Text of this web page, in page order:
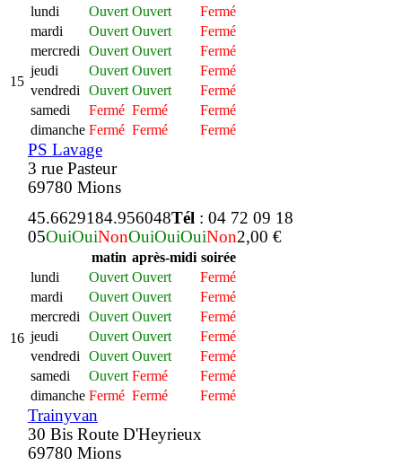
15
lundi
Ouvert Ouvert
Fermé
mardi
Ouvert Ouvert
Fermé
mercredi
Ouvert Ouvert
Fermé
jeudi
Ouvert Ouvert
Fermé
vendredi
Ouvert Ouvert
Fermé
samedi
Fermé Fermé
Fermé
dimanche Fermé Fermé Fermé
PS Lavage
3 rue Pasteur
69780 Mions
16
45.6629184.956048Tél : 04 72 09 18
05OuiOuiNonOuiOuiOuiNon2,00 €
matin après-midi soirée
lundi
Ouvert Ouvert
Fermé
mardi
Ouvert Ouvert
Fermé
mercredi
Ouvert Ouvert
Fermé
jeudi
Ouvert Ouvert
Fermé
vendredi
Ouvert Ouvert
Fermé
samedi
Ouvert Fermé
Fermé
dimanche Fermé Fermé Fermé
Trainyvan
30 Bis Route D'Heyrieux
69780 Mions